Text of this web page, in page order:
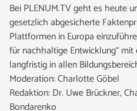
Bei PLENUM.TV geht es heute
gesetzlich abgesicherte
Plattformen in Europa
für nachhaltige Entwicklung“
langfristig in allen
Moderation: Charlotte Göbel
Redaktion: Dr. Uwe Brückner,
Bondarenko